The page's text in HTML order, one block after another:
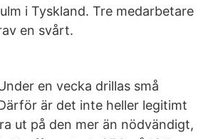
i Tyskland. Tre medarbetare
en svårt.
en vecka drillas små
är det inte heller legitimt
ut på den mer än nödvändigt,